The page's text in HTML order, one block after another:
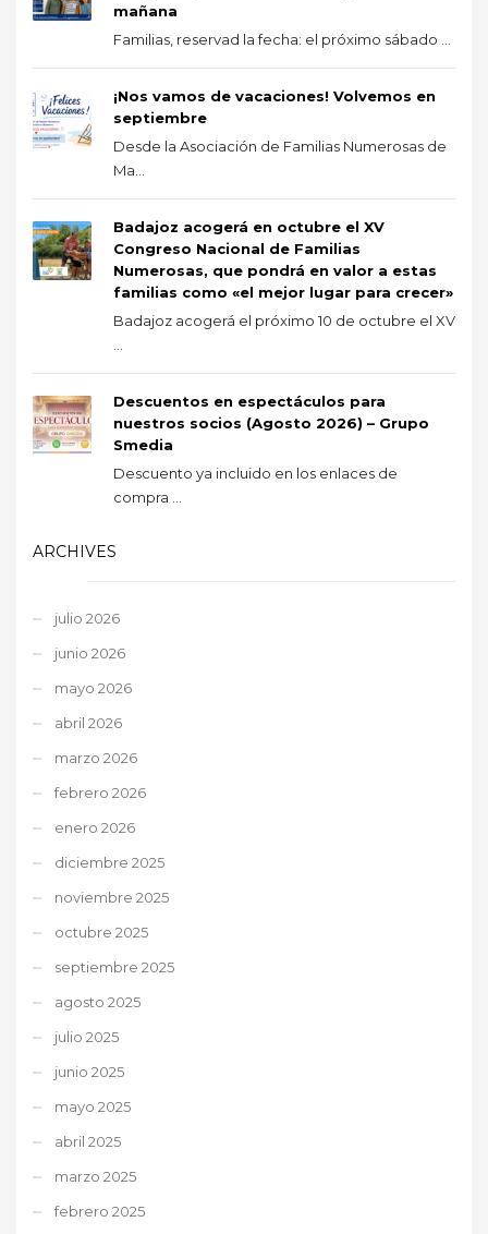
mañana
Familias, reservad la fecha: el próximo sábado ...
¡Nos vamos de vacaciones! Volvemos en
septiembre
Desde la Asociación de Familias Numerosas de
Ma...
Badajoz acogerá en octubre el XV
Congreso Nacional de Familias
Numerosas, que pondrá en valor a estas
familias como «el mejor lugar para crecer»
Badajoz acogerá el próximo 10 de octubre el XV
Descuentos en espectáculos para
nuestros socios (Agosto 2026) – Grupo
Smedia
Descuento ya incluido en los enlaces de
compra ...
ARCHIVES
julio 2026
junio 2026
mayo 2026
abril 2026
marzo 2026
febrero 2026
enero 2026
diciembre 2025
noviembre 2025
octubre 2025
septiembre 2025
agosto 2025
julio 2025
junio 2025
mayo 2025
abril 2025
marzo 2025
febrero 2025